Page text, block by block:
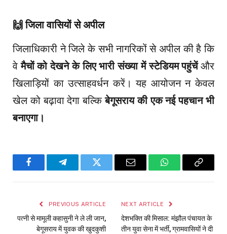
🙌जिला वासियों से अपील
जिलाधिकारी ने जिले के सभी नागरिकों से अपील की है कि
वेमैचों को देखने के लिए भारी संख्या में स्टेडियम पहुंचेंऔर
खिलाड़ियों का उत्साहवर्धन करें। यह आयोजन न केवल
खेल को बढ़ावा देगा बल्किबेगूसराय की एक नई पहचान भी
बनाएगा।
FacebookTelegramTwitter Email WhatsAppCopy
PREVIOUS ARTICLE
पत्नी से मामूली कहासुनी ने ले ली जान,
बेगूसराय में युवक की खुदकुशी
NEXT ARTICLE
देशभक्ति की मिसाल: मंझौल पंचायत के
तीन युवा सेना में भर्ती, ग्रामवासियों ने दी